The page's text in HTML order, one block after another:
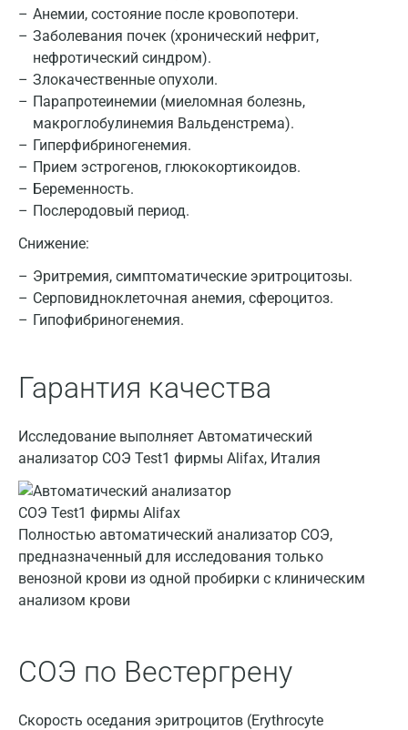
Анемии, состояние после кровопотери.
Заболевания почек (хронический нефрит,
нефротический синдром).
Злокачественные опухоли.
Парапротеинемии (миеломная болезнь,
макроглобулинемия Вальденстрема).
Гиперфибриногенемия.
Прием эстрогенов, глюкокортикоидов.
Беременность.
Послеродовый период.
Снижение:
Эритремия, симптоматические эритроцитозы.
Серповидноклеточная анемия, сфероцитоз.
Гипофибриногенемия.
Гарантия качества
Исследование выполняет Автоматический
анализатор СОЭ Test1 фирмы Alifax, Италия
Полностью автоматический анализатор СОЭ,
предназначенный для исследования только
венозной крови из одной пробирки с клиническим
анализом крови
СОЭ по Вестергрену
Скорость оседания эритроцитов (Erythrocyte
Геленджик
Голубое
Дзержинск
Дзержинский
Дмитров
Долгопрудный
Домодедово
Екатеринбург
Жуковский
Зеленоград
Иваново
Ивантеевка
Ижевск
Истра
Йошкар-Ола
Калининград
Кемерово
Ковров